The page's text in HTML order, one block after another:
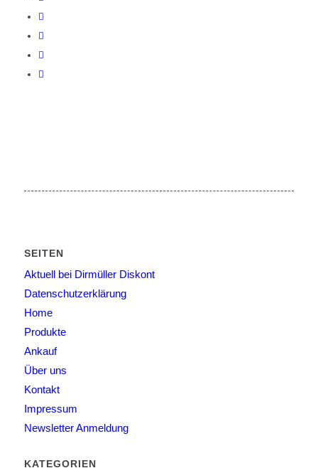
SEITEN
Aktuell bei Dirmüller Diskont
Datenschutzerklärung
Home
Produkte
Ankauf
Über uns
Kontakt
Impressum
Newsletter Anmeldung
KATEGORIEN